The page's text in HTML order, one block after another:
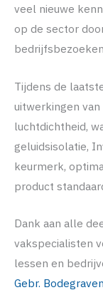
veel nieuwe
op de sector
Tijdens de
uitwerkingen van
luchtdichtheid,
geluidsisolatie,
keurmerk,
product
Dank aan alle
vakspecialisten
lessen en
Gebr. Bodegraven